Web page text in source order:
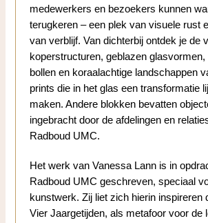
medewerkers en bezoekers kunnen
terugkeren – een plek van visuele rust
van verblijf. Van dichterbij ontdek je de
koperstructuren, geblazen
bollen en koraalachtige landschappen
prints die in het glas een transformatie
maken. Andere blokken bevatten
ingebracht door de afdelingen en
Radboud UMC.
Het werk van Vanessa Lann is in
Radboud UMC geschreven, speciaal
kunstwerk. Zij liet zich hierin inspireren
Vier Jaargetijden, als metafoor voor de